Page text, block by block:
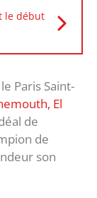
le début
Paris Saint-
El
de
de
son